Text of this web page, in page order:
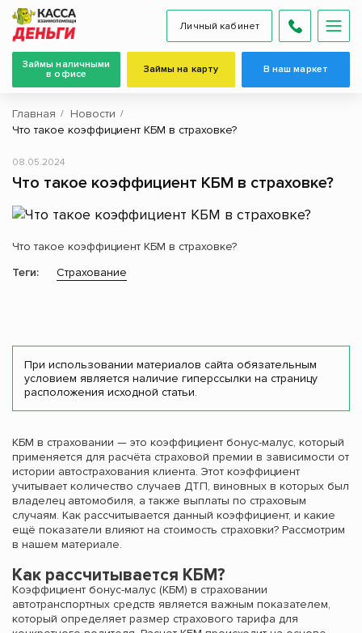
Личный кабинет
Займы наличными
в офисе
Займы на карту В наш маркет
Главная
Новости
Что такое коэффициент КБМ в страховке?
Что такое коэффициент КБМ в страховке?
08.05.2024
Что такое коэффициент КБМ в страховке?
Теги:
Страхование
При использовании материалов сайта обязательным
условием является наличие гиперссылки на страницу
расположения исходной статьи.
КБМ в страховании — это коэффициент бонус-малус, который
применяется для расчёта страховой премии в зависимости от
истории автострахования клиента. Этот коэффициент
учитывает количество случаев ДТП, виновных в которых был
владелец автомобиля, а также выплаты по страховым
случаям. Как рассчитывается данный коэффициент, и какие
ещё показатели влияют на стоимость страховки? Рассмотрим
в нашем материале.
Как рассчитывается КБМ?
Коэффициент бонус-малус (КБМ) в страховании
автотранспортных средств является важным показателем,
который определяет размер страхового тарифа для